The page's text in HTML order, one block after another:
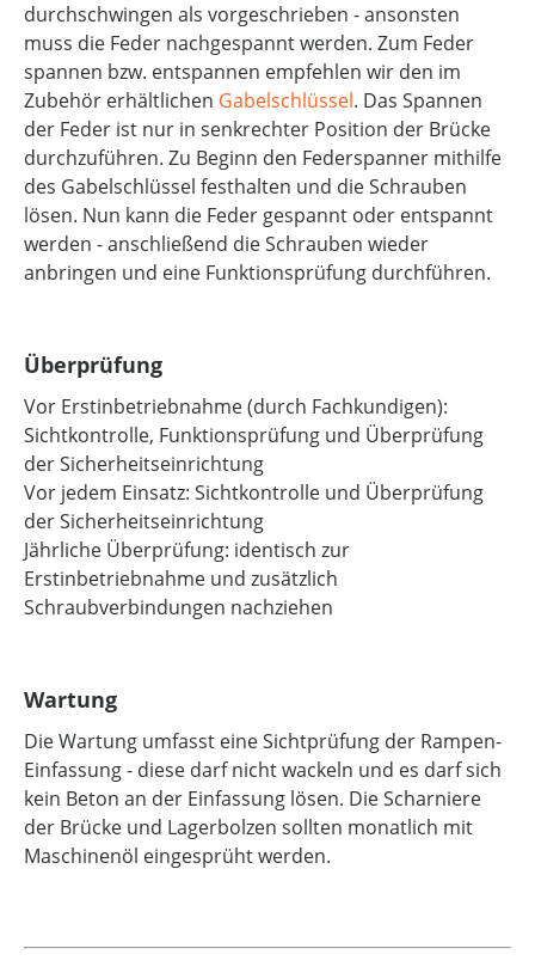
durchschwingen als vorgeschrieben - ansonsten
muss die Feder nachgespannt werden. Zum Feder
spannen bzw. entspannen empfehlen wir den im
Zubehör erhältlichen Gabelschlüssel. Das Spannen
der Feder ist nur in senkrechter Position der Brücke
durchzuführen. Zu Beginn den Federspanner mithilfe
des Gabelschlüssel festhalten und die Schrauben
lösen. Nun kann die Feder gespannt oder entspannt
werden - anschließend die Schrauben wieder
anbringen und eine Funktionsprüfung durchführen.
Überprüfung
Vor Erstinbetriebnahme (durch Fachkundigen):
Sichtkontrolle, Funktionsprüfung und Überprüfung
der Sicherheitseinrichtung
Vor jedem Einsatz: Sichtkontrolle und Überprüfung
der Sicherheitseinrichtung
Jährliche Überprüfung: identisch zur
Erstinbetriebnahme und zusätzlich
Schraubverbindungen nachziehen
Wartung
Die Wartung umfasst eine Sichtprüfung der Rampen-
Einfassung - diese darf nicht wackeln und es darf sich
kein Beton an der Einfassung lösen. Die Scharniere
der Brücke und Lagerbolzen sollten monatlich mit
Maschinenöl eingesprüht werden.